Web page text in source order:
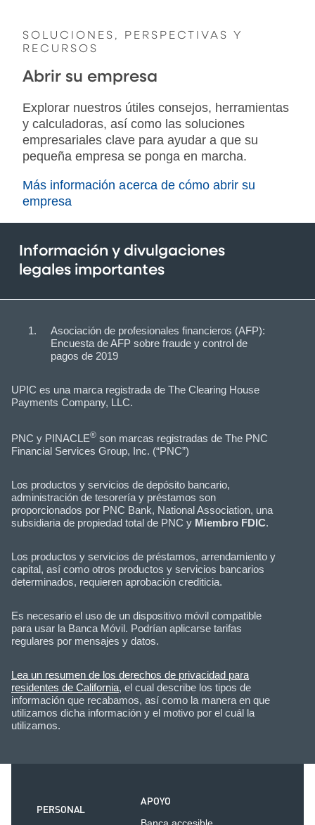
SOLUCIONES, PERSPECTIVAS Y
RECURSOS
Abrir su empresa
Explorar nuestros útiles consejos, herramientas
y calculadoras, así como las soluciones
empresariales clave para ayudar a que su
pequeña empresa se ponga en marcha.
Más información acerca de cómo abrir su
empresa
Información y divulgaciones
legales importantes
Asociación de profesionales financieros (AFP):
Encuesta de AFP sobre fraude y control de
pagos de 2019
UPIC es una marca registrada de The Clearing House
Payments Company, LLC.
PNC y PINACLE® son marcas registradas de The PNC
Financial Services Group, Inc. (“PNC”)
Los productos y servicios de depósito bancario,
administración de tesorería y préstamos son
proporcionados por PNC Bank, National Association, una
subsidiaria de propiedad total de PNC y Miembro FDIC.
Los productos y servicios de préstamos, arrendamiento y
capital, así como otros productos y servicios bancarios
determinados, requieren aprobación crediticia.
Es necesario el uso de un dispositivo móvil compatible
para usar la Banca Móvil. Podrían aplicarse tarifas
regulares por mensajes y datos.
Lea un resumen de los derechos de privacidad para
residentes de California, el cual describe los tipos de
información que recabamos, así como la manera en que
utilizamos dicha información y el motivo por el cuál la
utilizamos.
PERSONAL
APOYO